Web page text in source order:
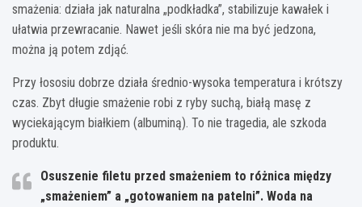
smażenia: działa jak naturalna „podkładka”, stabilizuje kawałek i
ułatwia przewracanie. Nawet jeśli skóra nie ma być jedzona,
można ją potem zdjąć.
Przy łososiu dobrze działa średnio-wysoka temperatura i krótszy
czas. Zbyt długie smażenie robi z ryby suchą, białą masę z
wyciekającym białkiem (albuminą). To nie tragedia, ale szkoda
produktu.
Osuszenie filetu przed smażeniem to różnica między
„smażeniem” a „gotowaniem na patelni”. Woda na